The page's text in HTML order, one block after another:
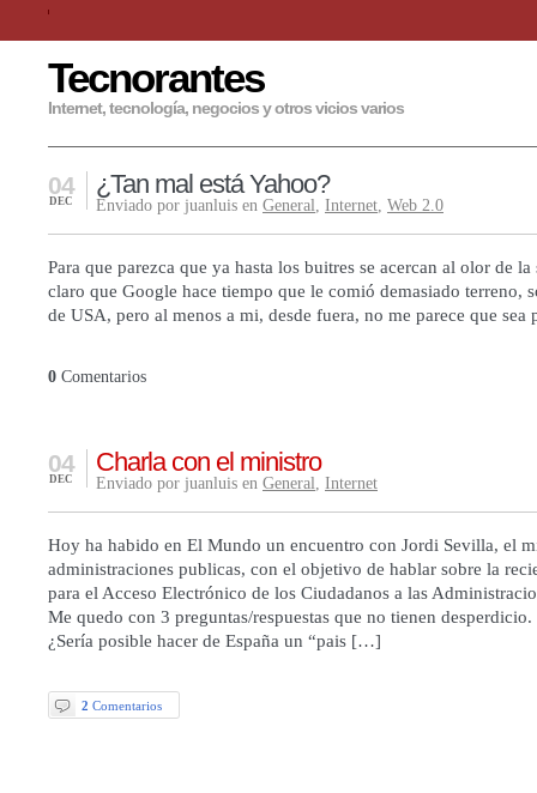
Tecnorantes
Internet, tecnología, negocios y otros vicios varios
¿Tan mal está Yahoo?
04
DEC Enviado por juanluis en General, Internet, Web 2.0
Para que parezca que ya hasta los buitres se acercan al olor de
claro que Google hace tiempo que le comió demasiado terreno,
de USA, pero al menos a mi, desde fuera, no me parece que sea
0 Comentarios
Charla con el ministro
04
DEC Enviado por juanluis en General, Internet
Hoy ha habido en El Mundo un encuentro con Jordi Sevilla, el
administraciones publicas, con el objetivo de hablar sobre la
para el Acceso Electrónico de los Ciudadanos a las
Me quedo con 3 preguntas/respuestas que no tienen
¿Sería posible hacer de España un “pais […]
2 Comentarios